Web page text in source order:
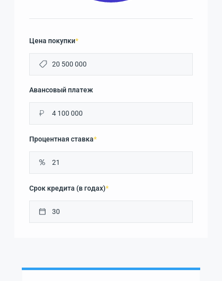
Цена покупки*
Авансовый платеж
₽
Процентная ставка*
Срок кредита (в годах)*